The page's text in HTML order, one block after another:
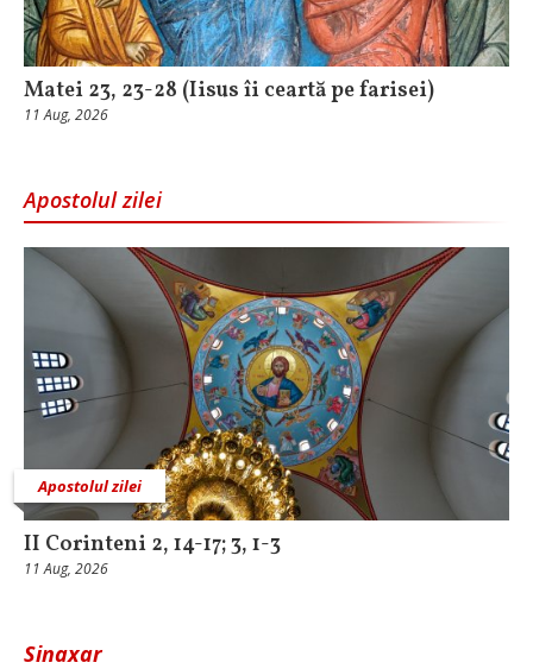
Matei 23, 23-28 (Iisus îi ceartă pe farisei)
11 Aug, 2026
Apostolul zilei
Apostolul zilei
II Corinteni 2, 14-17; 3, 1-3
11 Aug, 2026
Sinaxar